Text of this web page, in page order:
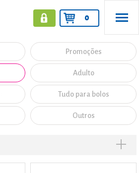
0
Promoções
Adulto
Tudo para bolos
Outros